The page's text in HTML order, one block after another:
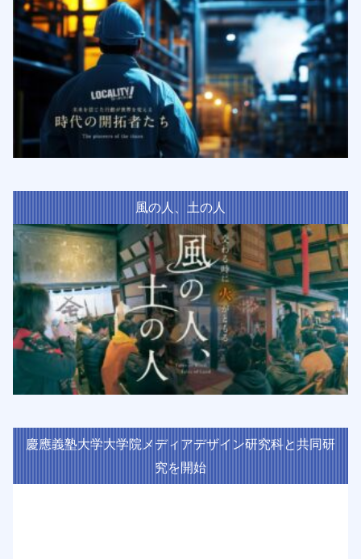
風の人、土の人
慶應義塾大学大学院メディアデザイン研究科と共同研
究を開始